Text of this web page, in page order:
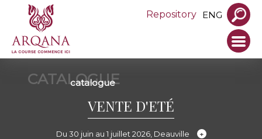
Repository ENG
CATALOGUE
catalogue
VENTE D'ETÉ
Du 30 juin au 1 juillet 2026, Deauville